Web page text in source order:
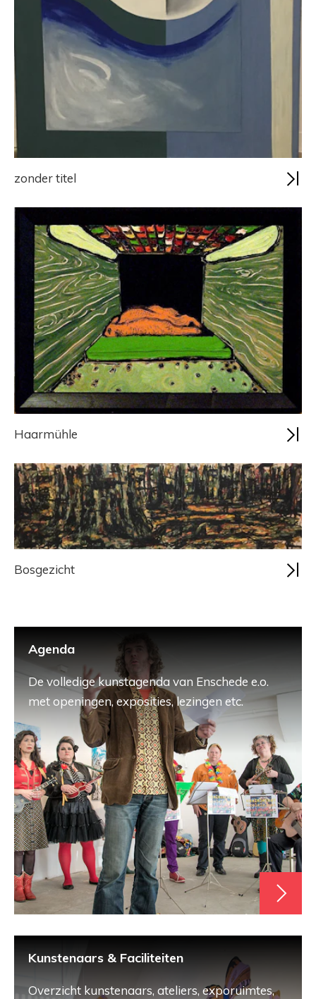
zonder titel
Haarmühle
Bosgezicht
Agenda
De volledige kunstagenda van Enschede e.o.
met openingen, exposities, lezingen etc.
Kunstenaars & Faciliteiten
Overzicht kunstenaars, ateliers, exporuimtes,